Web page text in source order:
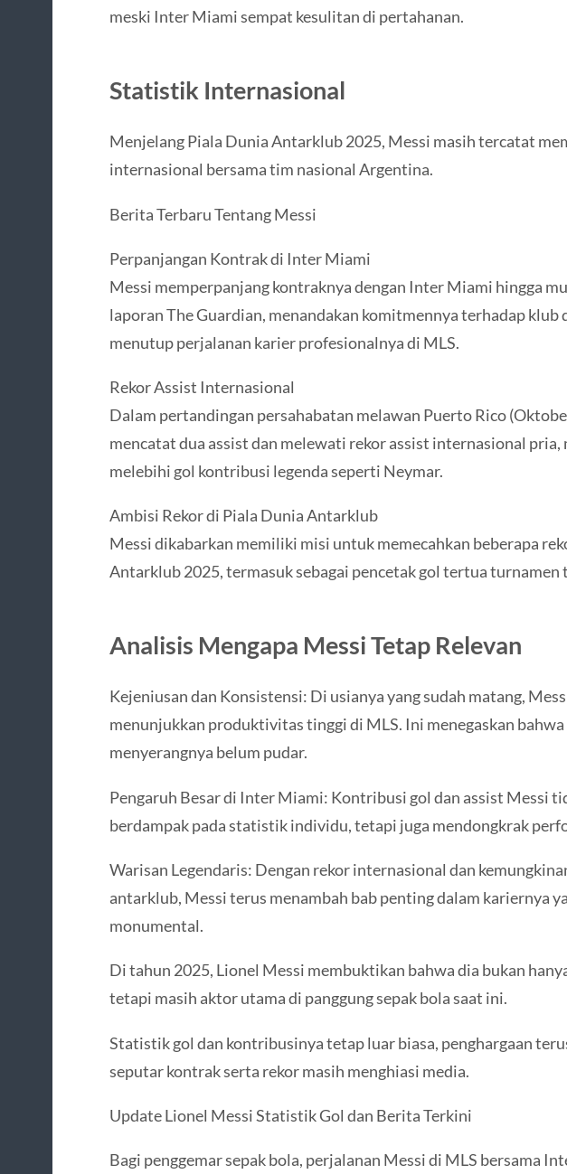
meski Inter Miami sempat kesulitan di pertahanan.
Statistik Internasional
Menjelang Piala Dunia Antarklub 2025, Messi masih tercatat
internasional bersama tim nasional Argentina.
Berita Terbaru Tentang Messi
Perpanjangan Kontrak di Inter Miami
Messi memperpanjang kontraknya dengan Inter Miami hingga
laporan The Guardian, menandakan komitmennya terhadap klub
menutup perjalanan karier profesionalnya di MLS.
Rekor Assist Internasional
Dalam pertandingan persahabatan melawan Puerto Rico
mencatat dua assist dan melewati rekor assist internasional pria,
melebihi gol kontribusi legenda seperti Neymar.
Ambisi Rekor di Piala Dunia Antarklub
Messi dikabarkan memiliki misi untuk memecahkan beberapa
Antarklub 2025, termasuk sebagai pencetak gol tertua turnamen
Analisis Mengapa Messi Tetap Relevan
Kejeniusan dan Konsistensi: Di usianya yang sudah matang,
menunjukkan produktivitas tinggi di MLS. Ini menegaskan
menyerangnya belum pudar.
Pengaruh Besar di Inter Miami: Kontribusi gol dan assist Messi
berdampak pada statistik individu, tetapi juga mendongkrak
Warisan Legendaris: Dengan rekor internasional dan
antarklub, Messi terus menambah bab penting dalam kariernya
monumental.
Di tahun 2025, Lionel Messi membuktikan bahwa dia bukan
tetapi masih aktor utama di panggung sepak bola saat ini.
Statistik gol dan kontribusinya tetap luar biasa, penghargaan
seputar kontrak serta rekor masih menghiasi media.
Update Lionel Messi Statistik Gol dan Berita Terkini
Bagi penggemar sepak bola, perjalanan Messi di MLS bersama